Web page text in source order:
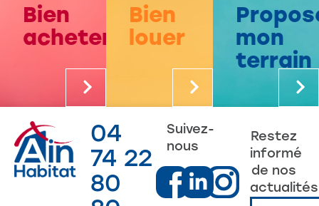
Bien
acheter
Bien
louer
mon
terrain
04
74 22
80
Suivez-
nous
Restez
informé
de nos
actualités